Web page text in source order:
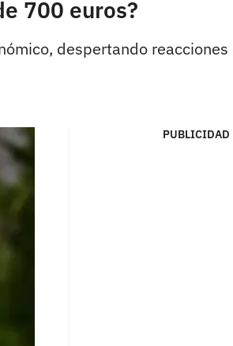
700 euros?
despertando reacciones
PUBLICIDAD